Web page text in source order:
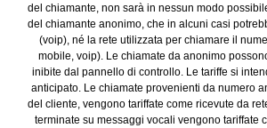
del chiamante, non sarà in nessun modo
del chiamante anonimo, che in alcuni casi
(voip), né la rete utilizzata per chiamare il
mobile, voip). Le chiamate da anonimo
inibite dal pannello di controllo. Le tariffe si
anticipato. Le chiamate provenienti da numero
del cliente, vengono tariffate come ricevute da
terminate su messaggi vocali vengono tariffate